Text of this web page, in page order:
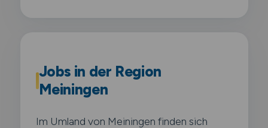
Jobs in der Region
Meiningen
Im Umland von Meiningen finden sich